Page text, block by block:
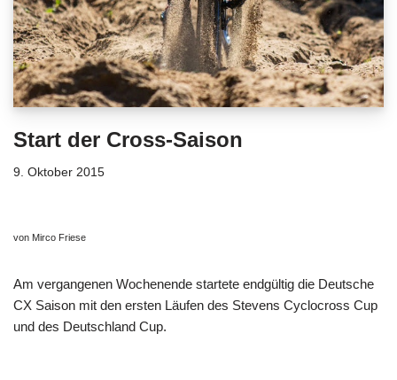
Start der Cross-Saison
9. Oktober 2015
von Mirco Friese
Am vergangenen Wochenende startete endgültig die Deutsche
CX Saison mit den ersten Läufen des Stevens Cyclocross Cup
und des Deutschland Cup.